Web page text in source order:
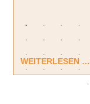
WEITERLESEN …